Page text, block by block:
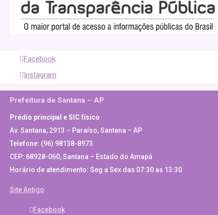
Facebook
Instagram
Prefeitura de Santana – AP
Prédio principal e SIC físico
Av. Santana, 2913 – Paraíso, Santana – AP
Telefone: (96) 98138-8973
CEP: 68928-060, Santana – Estado do Amapá
Horário de atendimento: Seg a Sex das 07:30 as 13:30
Site Antigo
Facebook